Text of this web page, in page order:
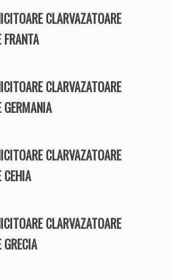
CLARVAZATOARE
CLARVAZATOARE
CLARVAZATOARE
CLARVAZATOARE